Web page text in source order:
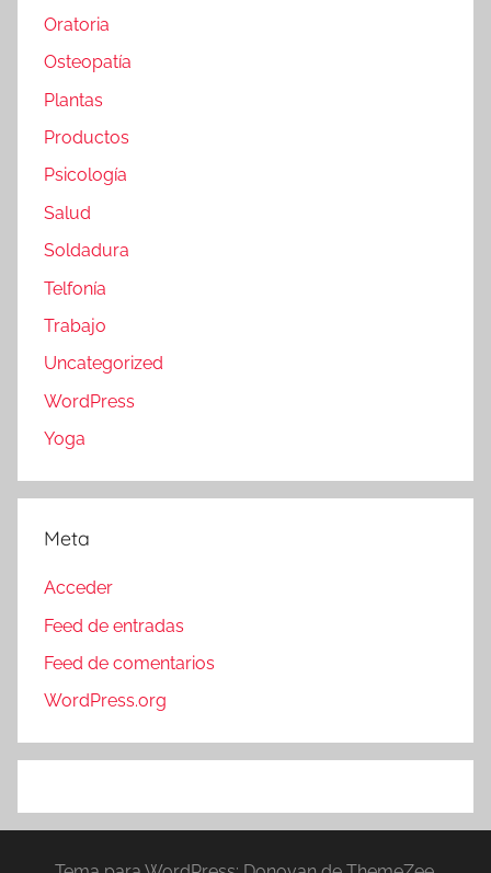
Oratoria
Osteopatía
Plantas
Productos
Psicología
Salud
Soldadura
Telfonía
Trabajo
Uncategorized
WordPress
Yoga
Meta
Acceder
Feed de entradas
Feed de comentarios
WordPress.org